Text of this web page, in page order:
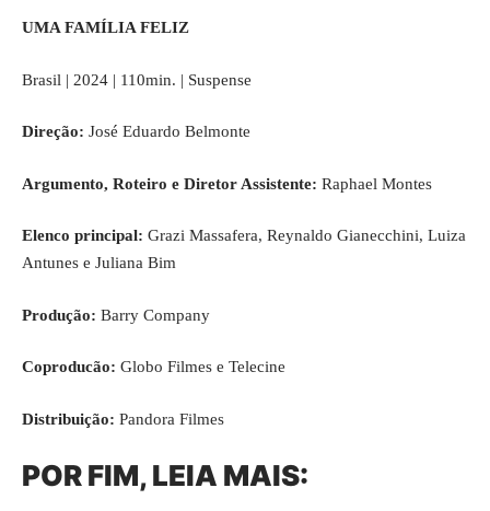
UMA FAMÍLIA FELIZ
Brasil | 2024 | 110min. | Suspense
Direção: José Eduardo Belmonte
Argumento, Roteiro e Diretor Assistente: Raphael Montes
Elenco principal: Grazi Massafera, Reynaldo Gianecchini, Luiza
Antunes e Juliana Bim
Produção: Barry Company
Coproducão: Globo Filmes e Telecine
Distribuição: Pandora Filmes
POR FIM, LEIA MAIS: